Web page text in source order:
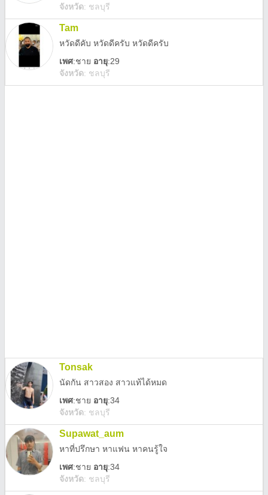
จังหวัด: ชลบุรี
Tam
หวัดดีคับ หวัดดีครับ หวัดดีครับ
เพศ:ชาย อายุ:29
จังหวัด: ชลบุรี
Tonsak
นัดกัน สาวสอง สาวแท้ได้หมด
เพศ:ชาย อายุ:34
จังหวัด: ชลบุรี
Supawat_aum
หาที่ปรึกษา หาแฟน หาคนรู้ใจ
เพศ:ชาย อายุ:34
จังหวัด: ชลบุรี